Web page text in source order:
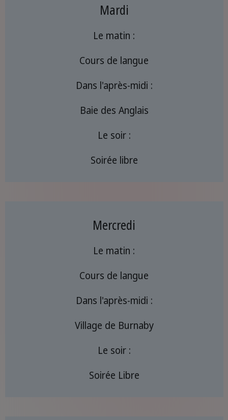
Mardi
Le matin :
Cours de langue
Dans l'après-midi :
Baie des Anglais
Le soir :
Soirée libre
Mercredi
Le matin :
Cours de langue
Dans l'après-midi :
Village de Burnaby
Le soir :
Soirée Libre